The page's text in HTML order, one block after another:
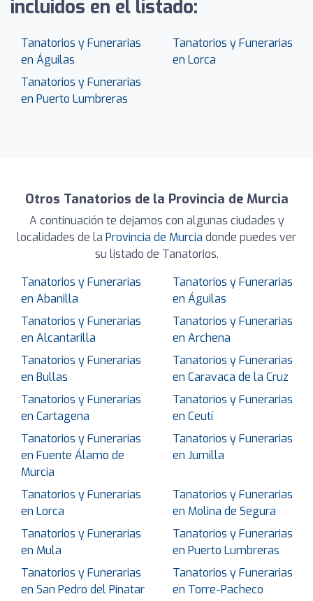
incluidos en el listado:
Tanatorios y Funerarias
en Águilas
Tanatorios y Funerarias
en Lorca
Tanatorios y Funerarias
en Puerto Lumbreras
Otros Tanatorios de la Provincia de Murcia
A continuación te dejamos con algunas ciudades y
localidades de la Provincia de Murcia donde puedes ver
su listado de Tanatorios.
Tanatorios y Funerarias
en Abanilla
Tanatorios y Funerarias
en Águilas
Tanatorios y Funerarias
en Alcantarilla
Tanatorios y Funerarias
en Archena
Tanatorios y Funerarias
en Bullas
Tanatorios y Funerarias
en Caravaca de la Cruz
Tanatorios y Funerarias
en Cartagena
Tanatorios y Funerarias
en Ceutí
Tanatorios y Funerarias
en Fuente Álamo de
Murcia
Tanatorios y Funerarias
en Jumilla
Tanatorios y Funerarias
en Lorca
Tanatorios y Funerarias
en Molina de Segura
Tanatorios y Funerarias
en Mula
Tanatorios y Funerarias
en Puerto Lumbreras
Tanatorios y Funerarias
en San Pedro del Pinatar
Tanatorios y Funerarias
en Torre-Pacheco